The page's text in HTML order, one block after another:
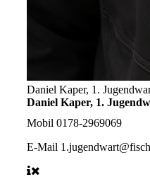
Daniel Kaper, 1.
Daniel Kaper, 1.
Mobil 0178-2969069
E-Mail